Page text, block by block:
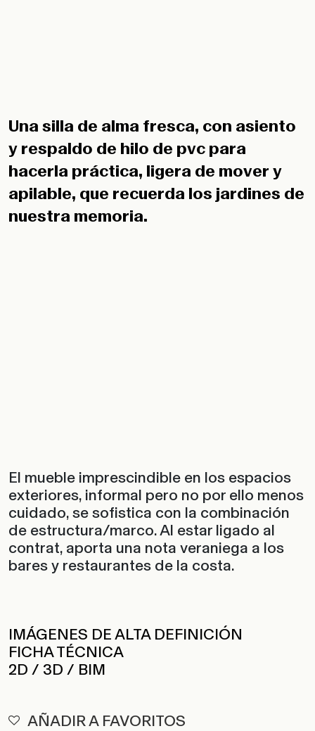
Una silla de alma fresca, con asiento
y respaldo de hilo de pvc para
hacerla práctica, ligera de mover y
apilable, que recuerda los jardines de
nuestra memoria.
El mueble imprescindible en los espacios
exteriores, informal pero no por ello menos
cuidado, se sofistica con la combinación
de estructura/marco. Al estar ligado al
contrat, aporta una nota veraniega a los
bares y restaurantes de la costa.
IMÁGENES DE ALTA DEFINICIÓN
FICHA TÉCNICA
2D / 3D / BIM
AÑADIR A FAVORITOS